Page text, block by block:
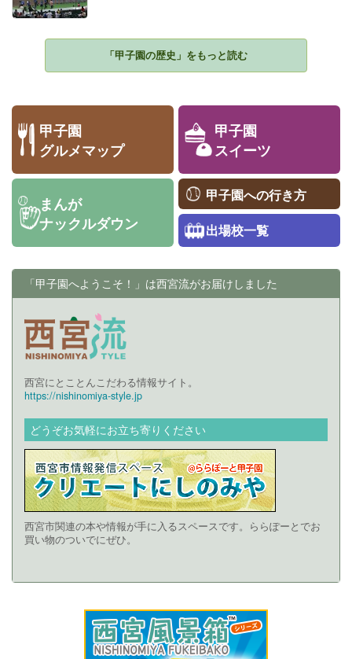
「甲子園の歴史」をもっと読む
甲子園
グルメマップ
甲子園
スイーツ
まんが
ナックルダウン
甲子園への行き方
出場校一覧
「甲子園へようこそ！」は西宮流がお届けしました
西宮にとことんこだわる情報サイト。
https://nishinomiya-style.jp
どうぞお気軽にお立ち寄りください
西宮市関連の本や情報が手に入るスペースです。ららぽーとでお
買い物のついでにぜひ。